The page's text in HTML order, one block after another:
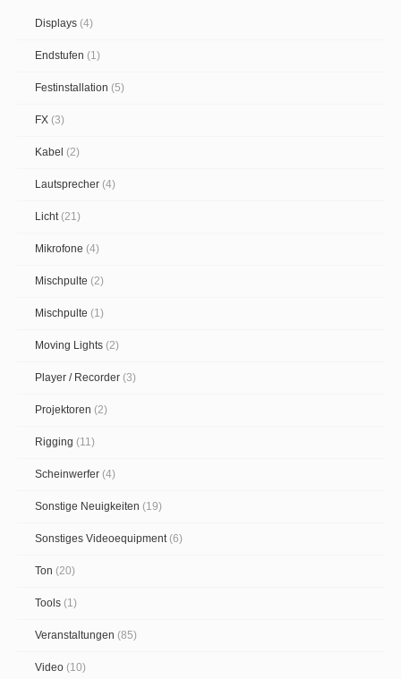
Displays (4)
Endstufen (1)
Festinstallation (5)
FX (3)
Kabel (2)
Lautsprecher (4)
Licht(21)
Mikrofone (4)
Mischpulte (2)
Mischpulte (1)
Moving Lights (2)
Player / Recorder (3)
Projektoren (2)
Rigging (11)
Scheinwerfer (4)
Sonstige Neuigkeiten (19)
Sonstiges Videoequipment(6)
Ton (20)
Tools (1)
Veranstaltungen (85)
Video (10)